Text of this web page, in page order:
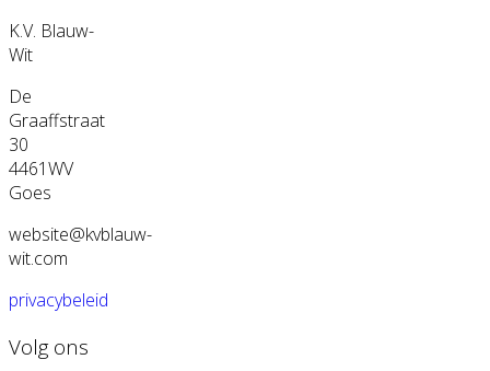
K.V. Blauw-
Wit
De
Graaffstraat
30
4461WV
Goes
website@kvblauw-
wit.com
privacybeleid
Volg ons